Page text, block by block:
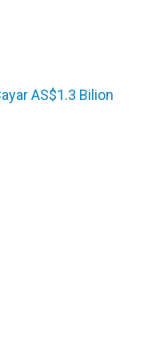
AS$1.3 Bilion